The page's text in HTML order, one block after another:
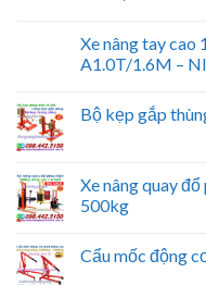
Xe nâng tay cao
A1.0T/1.6M –
Bộ kẹp gắp
Xe nâng quay
500kg
Cẩu mốc động